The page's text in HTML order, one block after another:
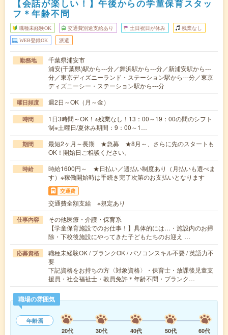
【会話が楽しい！】午後からの学童保育スタッ
フ＊年齢不問
職種未経験OK 交通費別途支給あり 土日祝日が休み 残業なし
WEB登録OK 派遣
勤務地
千葉県浦安市
浦安(千葉県)駅から---分／舞浜駅から---分／新浦安駅から---
分／東京ディズニーランド・ステーション駅から---分／東京
ディズニーシー・ステーション駅から---分
曜日頻度 週2日～OK（月～金）
時間
1日3時間～OK！※残業なし！13：00～19：00の間のシフト
制※土曜日/夏休み期間：9：00～1…
期間
最短2ヶ月～長期 ★急募 ★8月～、さらに先のスタートも
OK！開始日ご相談ください。
時給
時給1600円～ ★日払い／週払い制度あり（月払いも選べま
す）※稼働開始時は手続き完了次第のお支払いとなります
交通費
交通費全額支給 ※規定あり
仕事内容
その他医療・介護・保育系
【学童保育施設でのお仕事！】具体的には…・施設内のお掃
除・下校後施設にやってきた子どもたちのお迎え …
応募資格
職種未経験OK / ブランクOK / パソコンスキル不要 / 英語力不
要
下記資格をお持ちの方〈対象資格〉・保育士・放課後児童支
援員・社会福祉士・教員免許＊年齢不問・ブランク…
職場の雰囲気
年齢層
20代
30代 40代 50代
60代